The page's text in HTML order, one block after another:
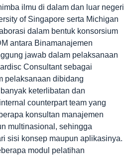
ilmu di dalam dan luar negeri
of Singapore serta Michigan
dalam bentuk konsorsium
antara Binamanajemen
jawab dalam pelaksanaan
Consultant sebagai
pelaksanaan dibidang
keterlibatan dan
counterpart team yang
konsultan manajemen
multinasional, sehingga
sisi konsep maupun aplikasinya.
modul pelatihan